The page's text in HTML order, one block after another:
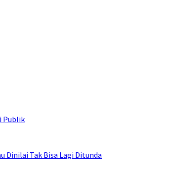
Publik
Dinilai Tak Bisa Lagi Ditunda